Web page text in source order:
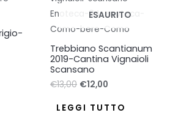
ESAURITO
Trebbiano Scantianum
2019-Cantina Vignaioli
Scansano
€13,00 €12,00
LEGGI TUTTO